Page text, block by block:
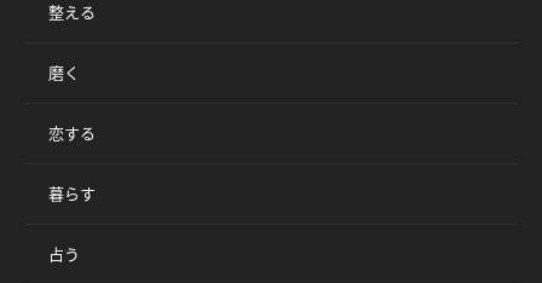
整える
磨く
恋する
暮らす
占う